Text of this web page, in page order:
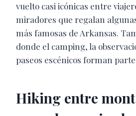
vuelto casi icónicas entre
miradores que regalan
más famosas de Arkansas.
donde el camping, la
paseos escénicos forman
Hiking entre